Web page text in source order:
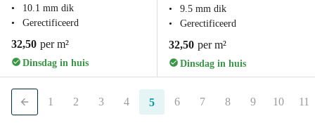
10.1 mm dik
Gerectificeerd
32,50 per m²
Dinsdag in huis
9.5 mm dik
Gerectificeerd
32,50 per m²
Dinsdag in huis
1 2 3 4 5 6 7 8 9 10 11